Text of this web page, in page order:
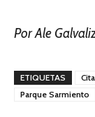
Por Ale
ETIQUETAS
Parque Sarmiento